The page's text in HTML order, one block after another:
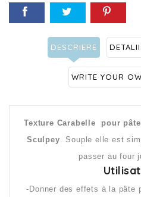
DESCRIERE
WRITE YOUR
Texture Carabelle pour
Sculpey . Souple elle est
passer au four
-Donner des effets à la pâte